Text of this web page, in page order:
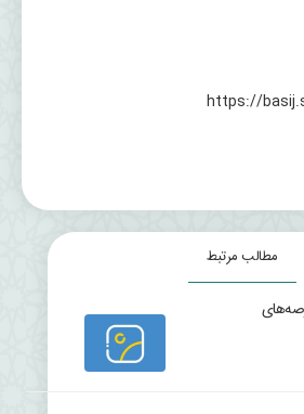
https://
مطالب مرتبط